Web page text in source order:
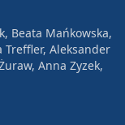
Beata Mańkowska,
Treffler, Aleksander
Anna Zyzek,